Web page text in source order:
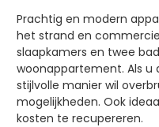
Prachtig en modern
het strand en
slaapkamers en twee
woonappartement. Als u
stijlvolle manier wil
mogelijkheden. Ook
kosten te recupereren.